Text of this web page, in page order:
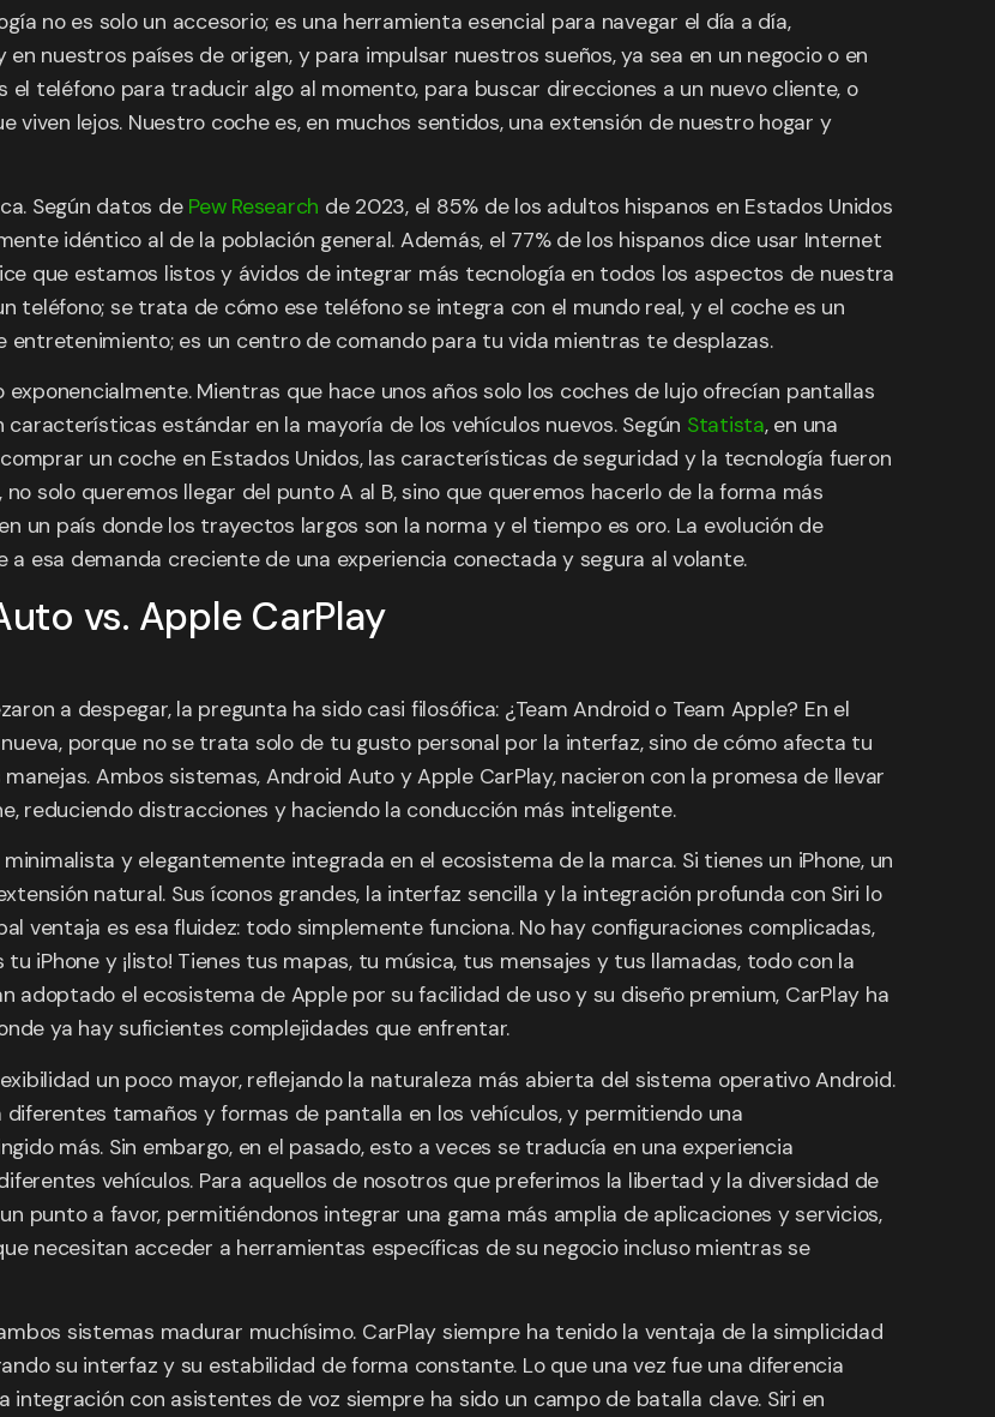
no es solo un accesorio; es una herramienta esencial para navegar el día a día,
nuestros países de origen, y para impulsar nuestros sueños, ya sea en un negocio o en
el teléfono para traducir algo al momento, para buscar direcciones a un nuevo cliente, o
viven lejos. Nuestro coche es, en muchos sentidos, una extensión de nuestro hogar y
Según datos de Pew Research de 2023, el 85% de los adultos hispanos en Estados Unidos
idéntico al de la población general. Además, el 77% de los hispanos dice usar Internet
que estamos listos y ávidos de integrar más tecnología en todos los aspectos de nuestra
teléfono; se trata de cómo ese teléfono se integra con el mundo real, y el coche es un
entretenimiento; es un centro de comando para tu vida mientras te desplazas.
Mientras que hace unos años solo los coches de lujo ofrecían pantallas
estándar en la mayoría de los vehículos nuevos. Según Statista, en una
un coche en Estados Unidos, las características de seguridad y la tecnología fueron
solo queremos llegar del punto A al B, sino que queremos hacerlo de la forma más
un país donde los trayectos largos son la norma y el tiempo es oro. La evolución de
esa demanda creciente de una experiencia conectada y segura al volante.
vs. Apple CarPlay
a despegar, la pregunta ha sido casi filosófica: ¿Team Android o Team Apple? En el
porque no se trata solo de tu gusto personal por la interfaz, sino de cómo afecta tu
Ambos sistemas, Android Auto y Apple CarPlay, nacieron con la promesa de llevar
reduciendo distracciones y haciendo la conducción más inteligente.
y elegantemente integrada en el ecosistema de la marca. Si tienes un iPhone, un
natural. Sus íconos grandes, la interfaz sencilla y la integración profunda con Siri lo
ventaja es esa fluidez: todo simplemente funciona. No hay configuraciones complicadas,
iPhone y ¡listo! Tienes tus mapas, tu música, tus mensajes y tus llamadas, todo con la
adoptado el ecosistema de Apple por su facilidad de uso y su diseño premium, CarPlay ha
ya hay suficientes complejidades que enfrentar.
un poco mayor, reflejando la naturaleza más abierta del sistema operativo Android.
tamaños y formas de pantalla en los vehículos, y permitiendo una
más. Sin embargo, en el pasado, esto a veces se traducía en una experiencia
vehículos. Para aquellos de nosotros que preferimos la libertad y la diversidad de
punto a favor, permitiéndonos integrar una gama más amplia de aplicaciones y servicios,
necesitan acceder a herramientas específicas de su negocio incluso mientras se
sistemas madurar muchísimo. CarPlay siempre ha tenido la ventaja de la simplicidad
su interfaz y su estabilidad de forma constante. Lo que una vez fue una diferencia
integración con asistentes de voz siempre ha sido un campo de batalla clave. Siri en